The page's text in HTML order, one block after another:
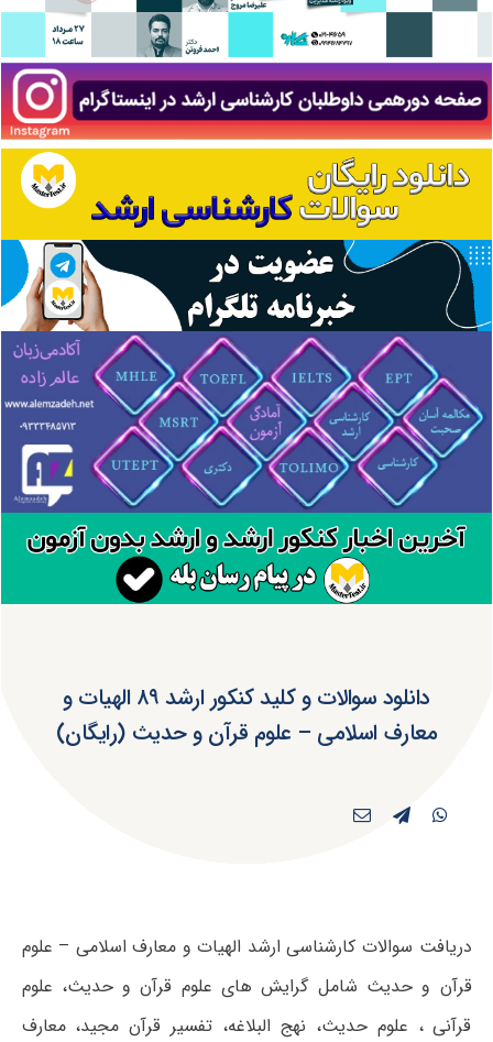
دانلود سوالات و کلید کنکور ارشد ۸۹ الهیات و
معارف اسلامی – علوم قرآن و حدیث (رایگان)
دریافت سوالات کارشناسی ارشد الهیات و معارف اسلامی – علوم
قرآن و حدیث شامل گرایش های علوم قرآن و حدیث، علوم
قرآنی ، علوم حدیث، نهج البلاغه، تفسیر قرآن مجید، معارف